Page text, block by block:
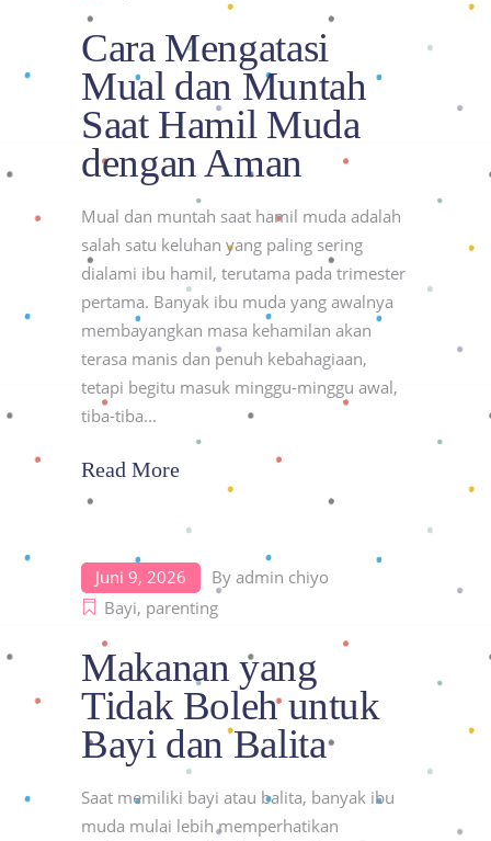
Cara Mengatasi
Mual dan Muntah
Saat Hamil Muda
dengan Aman
Mual dan muntah saat hamil muda adalah
salah satu keluhan yang paling sering
dialami ibu hamil, terutama pada trimester
pertama. Banyak ibu muda yang awalnya
membayangkan masa kehamilan akan
terasa manis dan penuh kebahagiaan,
tetapi begitu masuk minggu-minggu awal,
tiba-tiba
Read More
Juni 9, 2026 By admin chiyo
Bayi, parenting
Makanan yang
Tidak Boleh untuk
Bayi dan Balita
Saat memiliki bayi atau balita, banyak ibu
muda mulai lebih memperhatikan